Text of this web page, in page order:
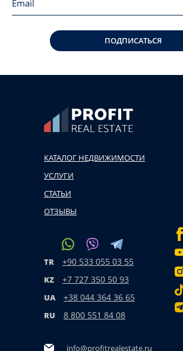
ПОДПИСАТЬСЯ
КАТАЛОГ НЕДВИЖИМОСТИ
УСЛУГИ
СТАТЬИ
ОТЗЫВЫ
TR +90 533 055 03 55
KZ +7 727 350 50 93
UA +38 044 364 36 65
RU 8 800 551 84 08
info@profitrealestate.ru